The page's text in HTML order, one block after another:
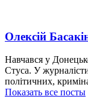
Олексій
Навчався у
Стуса. У
політичних,
Показать все посты